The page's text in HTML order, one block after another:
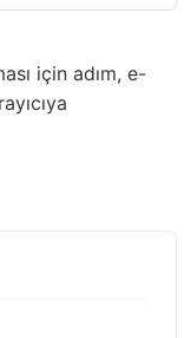
için adım, e-